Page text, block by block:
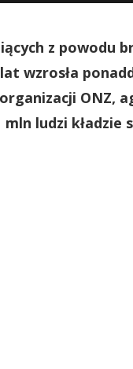
z powodu
wzrosła
ONZ,
ludzi kładzie